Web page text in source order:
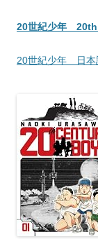
20世紀少年
20世紀少年 日本